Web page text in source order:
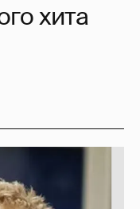
хита